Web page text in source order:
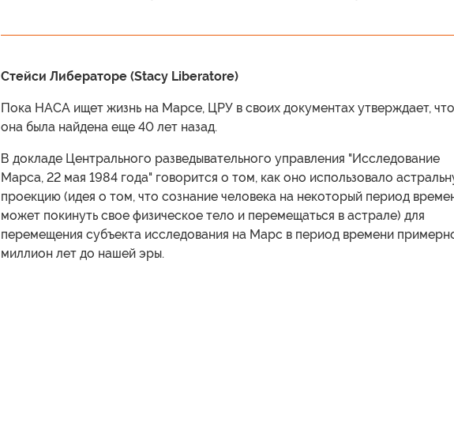
Стейси Либераторе (Stacy Liberatore)
Пока НАСА ищет жизнь на Марсе, ЦРУ в своих документах утверждает, что
она была найдена еще 40 лет назад.
В докладе Центрального разведывательного управления "Исследование
Марса, 22 мая 1984 года" говорится о том, как оно использовало
проекцию (идея о том, что сознание человека на некоторый период
может покинуть свое физическое тело и перемещаться в астрале) для
перемещения субъекта исследования на Марс в период времени
миллион лет до нашей эры.